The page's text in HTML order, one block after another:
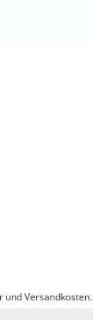
und Versandkosten.